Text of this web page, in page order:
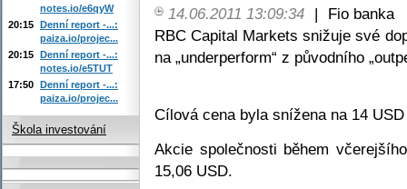
14.06.2011 13:09:34 |
Fio banka
RBC Capital Markets snižuje své
na „underperform“ z původního
Cílová cena byla snížena na 14
Akcie společnosti během
15,06 USD.
notes.io/e6qyW
20:15 Denní report -...:
paiza.io/projec...
20:15 Denní report -...:
notes.io/e5TUT
17:50 Denní report -...:
paiza.io/projec...
Škola investování